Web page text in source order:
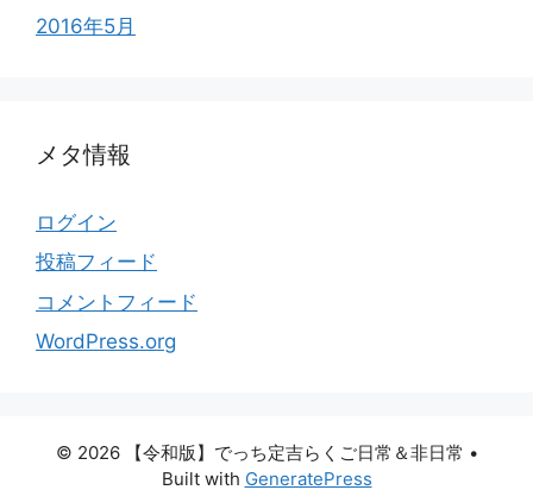
2016年5月
メタ情報
ログイン
投稿フィード
コメントフィード
WordPress.org
© 2026 【令和版】でっち定吉らくご日常＆非日常 •
Built with GeneratePress